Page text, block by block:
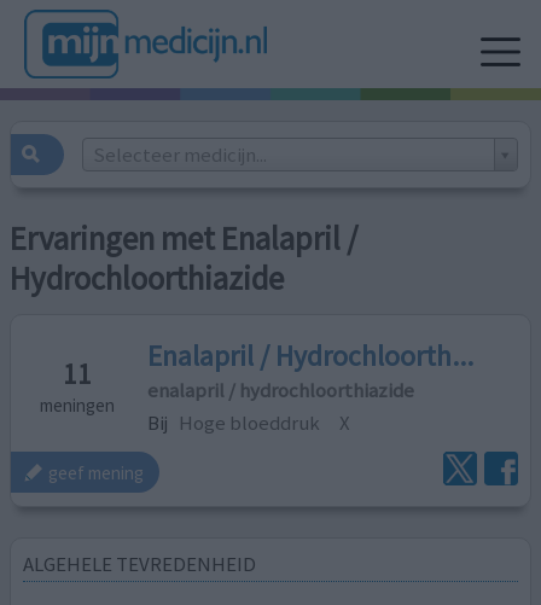
Selecteer medicijn...
Ervaringen met Enalapril /
Hydrochloorthiazide
11
meningen
Enalapril / Hydrochloorth...
enalapril / hydrochloorthiazide
Bij Hoge bloeddruk X
geef mening
ALGEHELE TEVREDENHEID